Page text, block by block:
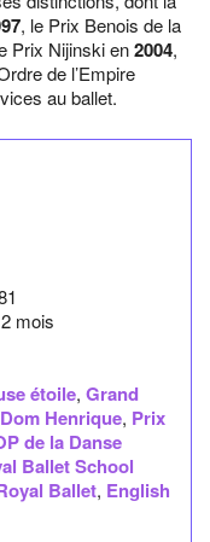
, le Prix Benois de la
Prix Nijinski en2004,
de l’Empire
au ballet.
mois
étoile, Grand
Henrique, Prix
de la Danse
Ballet School
Ballet, English